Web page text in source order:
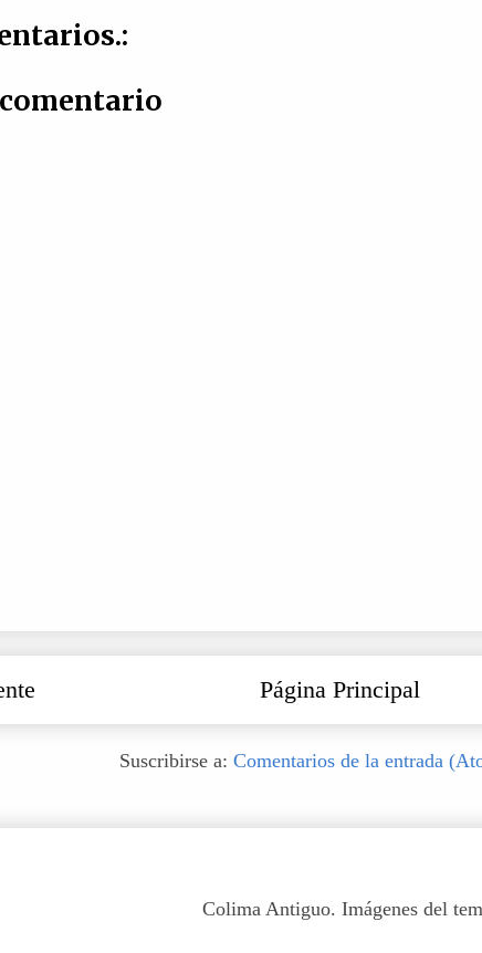
Página Principal
Suscribirse a: Comentarios de la entrada
Colima Antiguo. Imágenes del